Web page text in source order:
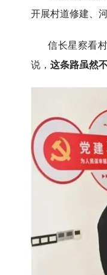
开展村道修建、
信长星察看
说， 这条路虽然